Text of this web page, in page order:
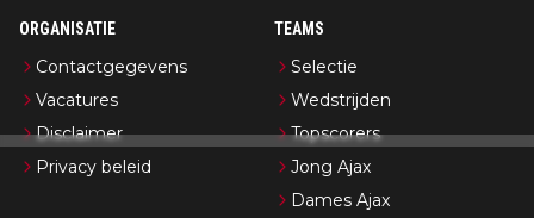
ORGANISATIE
Contactgegevens
Vacatures
Disclaimer
Privacy beleid
TEAMS
Selectie
Wedstrijden
Topscorers
Jong Ajax
Dames Ajax